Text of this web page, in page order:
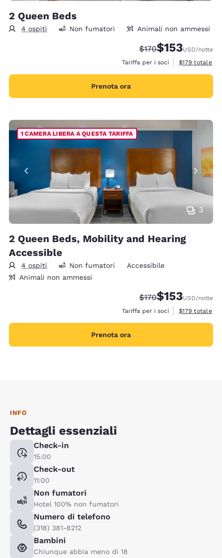
2 Queen Beds
4 ospiti Non fumatori Animali non ammessi
Tariffa di barratura:
$170Tariffa scontata:
$153USD/notte
Tariffa per i soci
Visualizza i
$179 totale
Prenota ora
3
1 CAMERA LIBERA A QUESTA TARIFFA
2 Queen Beds, Mobility and Hearing
Accessible
4 ospiti Non fumatori
Accessibile
Animali non ammessi
Tariffa di barratura:
$170Tariffa scontata:
$153USD/notte
Tariffa per i soci
Visualizza i
$179 totale
Prenota ora
INFO
Dettagli essenziali
Check-in
15:00
Check-out
11:00
Non fumatori
Hotel 100% non fumatori
Numero di telefono
(318) 381-8212
Bambini
Chiunque abbia meno di 18